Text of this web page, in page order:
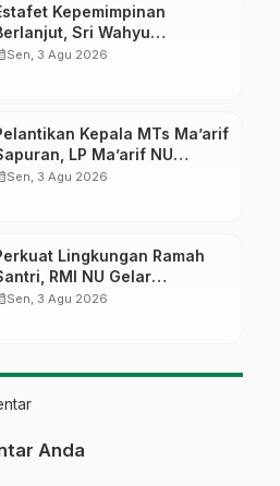
Kepemimpinan
Sri Wahyu
Resmi Pimpin MTs
Sen, 3 Agu 2026
Kepala MTs Ma’arif
LP Ma’arif NU
Tekankan Lima
Sen, 3 Agu 2026
Lingkungan Ramah
RMI NU Gelar
Pesantren’ di Pati
Sen, 3 Agu 2026
Anda